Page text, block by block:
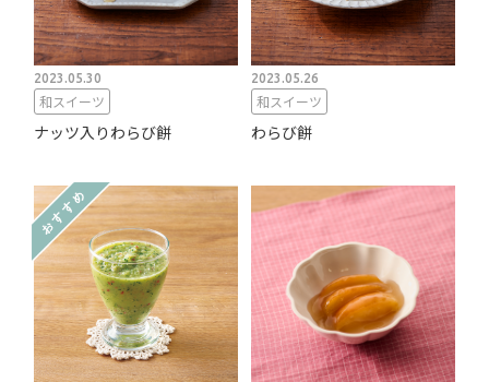
2023.05.30
和スイーツ
ナッツ入りわらび餅
2023.05.26
和スイーツ
わらび餅